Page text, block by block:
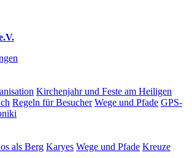
Kirchenjahr und Feste am Heiligen
Regeln für Besucher Wege und Pfade GPS-
als Berg Karyes Wege und Pfade Kreuze